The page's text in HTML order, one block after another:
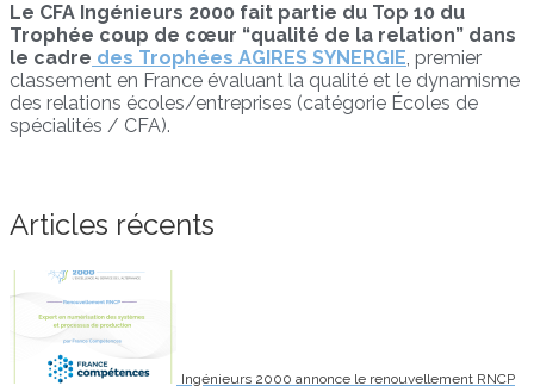
Le CFA Ingénieurs 2000 fait partie du Top 10 du
Trophée coup de cœur “qualité de la relation” dans
le cadre des Trophées AGIRES SYNERGIE, premier
classement en France évaluant la qualité et le dynamisme
des relations écoles/entreprises (catégorie Écoles de
spécialités / CFA).
Articles récents
Ingénieurs 2000 annonce le renouvellement RNCP